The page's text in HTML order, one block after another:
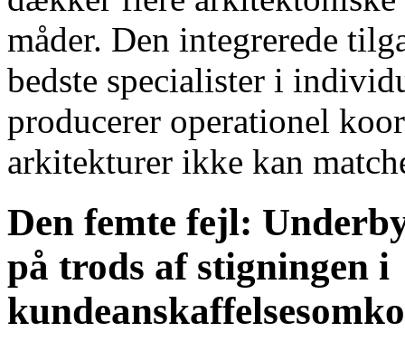
måder. Den integrerede
bedste specialister i
producerer operationel
arkitekturer ikke kan
Den femte fejl:
på trods af stigningen i